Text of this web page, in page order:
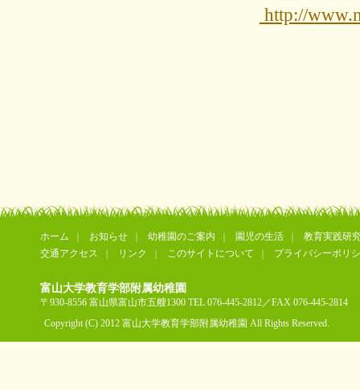
http://
ホーム お知らせ 幼稚園のご案内 園児の生活
教育実践研
交通アクセス
リンク このサイトについて プライバシーポリ
富山大学教育学部附属幼稚園
〒930-8556 富山県富山市五艘1300 TEL 076-445-2812／FAX 076-445-2814
Copyright (C) 2012 富山大学教育学部附属幼稚園 All Rights Reserved.